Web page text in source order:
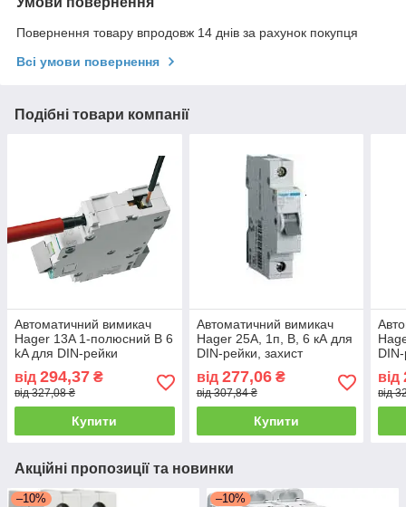
Повернення товару впродовж 14 днів за рахунок покупця
Всі умови повернення
Подібні товари компанії
Автоматичний вимикач
Hager 13A 1-полюсний B 6
kA для DIN-рейки
від 294,37 ₴
від 327,08 ₴
Купити
Автоматичний вимикач
Hager 25A, 1п, B, 6 кА для
DIN-рейки, захист
від 277,06₴
від 307,84 ₴
Купити
DIN-
від
від
Акційні пропозиції та новинки
–10% –10%